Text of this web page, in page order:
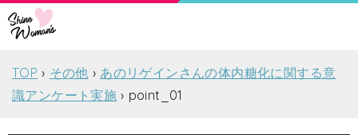
TOP その他
あのリゲインさんの体内糖化に関する意
識アンケート実施
point_01